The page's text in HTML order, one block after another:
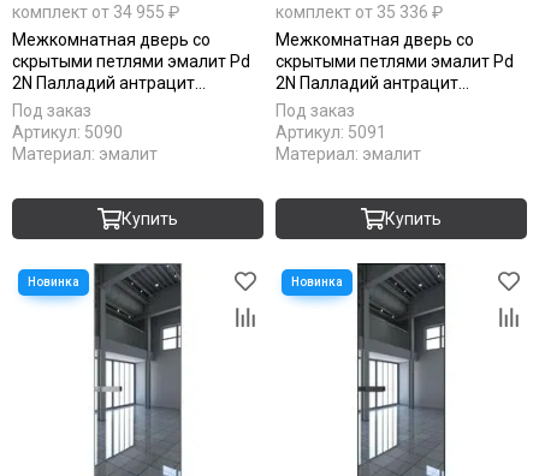
комплект от 34 955 ₽
Межкомнатная дверь со
скрытыми петлями эмалит Pd
2N Палладий антрацит
алюминиевая кромка Al глухая
Под заказ
Артикул: 5090
Материал: эмалит
Купить
комплект от 35 336 ₽
Межкомнатная дверь со
скрытыми петлями эмалит Pd
2N Палладий антрацит
алюминиевая кромка Al Black
Edition глухая
Под заказ
Артикул: 5091
Материал: эмалит
Купить